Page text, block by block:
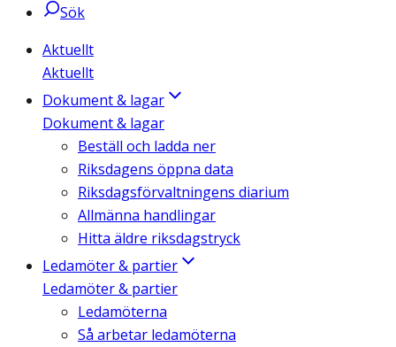
Sök
Aktuellt
Aktuellt
Dokument & lagar
Dokument & lagar
Beställ och ladda ner
Riksdagens öppna data
Riksdagsförvaltningens diarium
Allmänna handlingar
Hitta äldre riksdagstryck
Ledamöter & partier
Ledamöter & partier
Ledamöterna
Så arbetar ledamöterna